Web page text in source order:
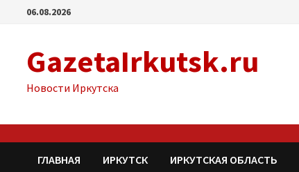
Перейти06.08.2026
GazetaIrkutsk.ru
Новости Иркутска
ГЛАВНАЯ ИРКУТСК ИРКУТСКАЯ ОБЛАСТЬ